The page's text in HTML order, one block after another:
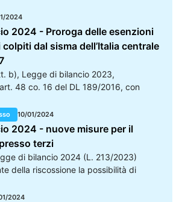
preziosi, sempreché siano allo stato
tale disposizione non assoggetta a
cessioni onerose di metalli preziosi,
che abbiano ad oggetto,
preziosi: non lavorati (come, ad
i pani, le verghe, i bottoni e i granuli);
di monete.
dell'art. 25 del DL 78/2010, che ha
e Poste Italiane SPA di operare una
pari all’8) a titolo di acconto
dovuta dai beneficiari (Irpef, Ires o
dei contribuenti minimi/forfettari), con
dell’accredito dei pagamenti
dai contribuenti per beneficiare
2024
2024 - Proroga delle esenzioni
dal sisma dell’Italia centrale
b), Legge di bilancio 2023,
48 co. 16 del DL 189/2016, con
e Umbria colpiti dagli eventi sismici
le esenzioni: dall’IRPEF e dall’IRES
dall’IMU.
10/01/2024
2024 - nuove misure per il
terzi
di bilancio 2024 (L. 213/2023)
della riscossione la possibilità di
di cooperazione applicativa e degli
2024